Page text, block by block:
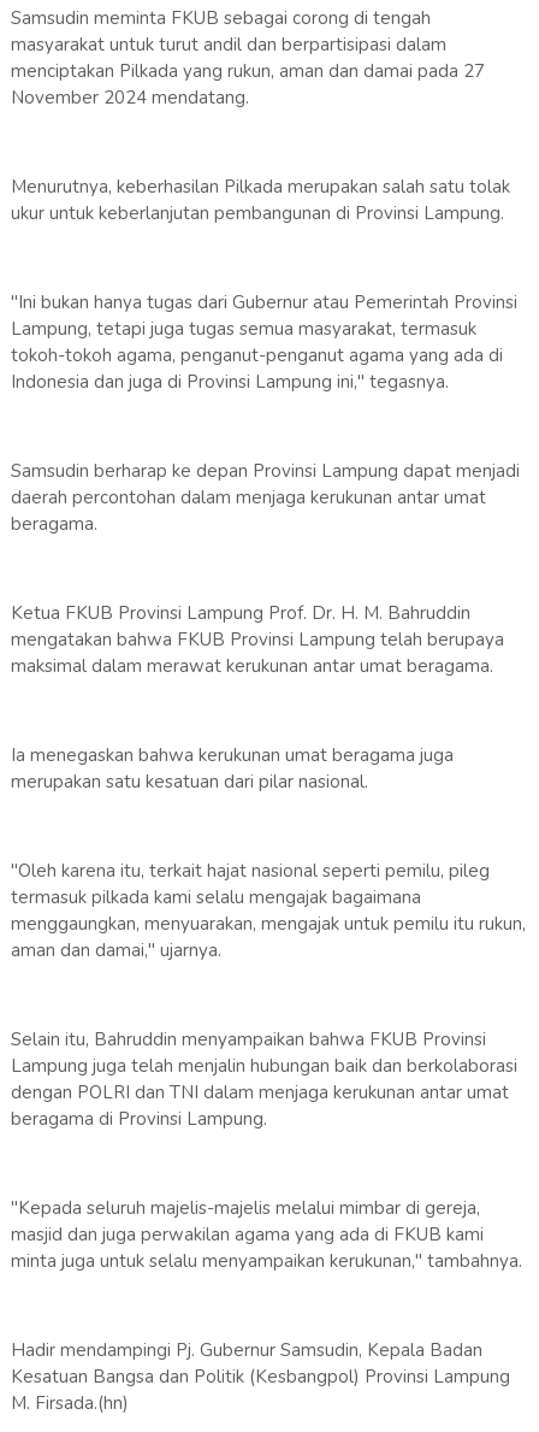
Samsudin meminta FKUB sebagai corong di tengah
masyarakat untuk turut andil dan berpartisipasi dalam
menciptakan Pilkada yang rukun, aman dan damai pada 27
November 2024 mendatang.
Menurutnya, keberhasilan Pilkada merupakan salah satu tolak
ukur untuk keberlanjutan pembangunan di Provinsi Lampung.
"Ini bukan hanya tugas dari Gubernur atau Pemerintah Provinsi
Lampung, tetapi juga tugas semua masyarakat, termasuk
tokoh-tokoh agama, penganut-penganut agama yang ada di
Indonesia dan juga di Provinsi Lampung ini," tegasnya.
Samsudin berharap ke depan Provinsi Lampung dapat menjadi
daerah percontohan dalam menjaga kerukunan antar umat
beragama.
Ketua FKUB Provinsi Lampung Prof. Dr. H. M. Bahruddin
mengatakan bahwa FKUB Provinsi Lampung telah berupaya
maksimal dalam merawat kerukunan antar umat beragama.
Ia menegaskan bahwa kerukunan umat beragama juga
merupakan satu kesatuan dari pilar nasional.
"Oleh karena itu, terkait hajat nasional seperti pemilu, pileg
termasuk pilkada kami selalu mengajak bagaimana
menggaungkan, menyuarakan, mengajak untuk pemilu itu rukun,
aman dan damai," ujarnya.
Selain itu, Bahruddin menyampaikan bahwa FKUB Provinsi
Lampung juga telah menjalin hubungan baik dan berkolaborasi
dengan POLRI dan TNI dalam menjaga kerukunan antar umat
beragama di Provinsi Lampung.
"Kepada seluruh majelis-majelis melalui mimbar di gereja,
masjid dan juga perwakilan agama yang ada di FKUB kami
minta juga untuk selalu menyampaikan kerukunan," tambahnya.
Hadir mendampingi Pj. Gubernur Samsudin, Kepala Badan
Kesatuan Bangsa dan Politik (Kesbangpol) Provinsi Lampung
M. Firsada.(hn)